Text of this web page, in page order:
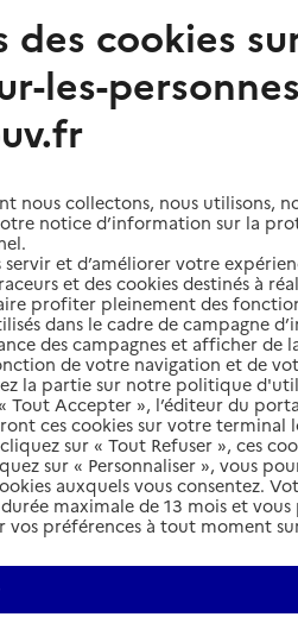
Indre-et-Loire (37)
autonomie Fosses Boissées
l'annuaire
Fosses
ET-LOIRE
autour de Saint-Cyr-sur-
des cookies
les-
nous collectons, nous utilisons,
notice d’information sur la
et d’améliorer votre
et des cookies destinés à
profiter pleinement des
dans le cadre de campagne
des campagnes et afficher de
de votre navigation et de
la partie sur notre politique
Tout Accepter », l’éditeur du
ces cookies sur votre terminal
sur « Tout Refuser », ces
sur « Personnaliser », vous
auxquels vous consentez.
maximale de 13 mois et
préférences à tout moment